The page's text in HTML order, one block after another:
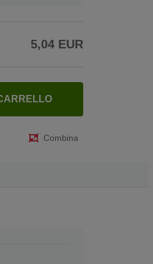
5,04 EUR
Combina